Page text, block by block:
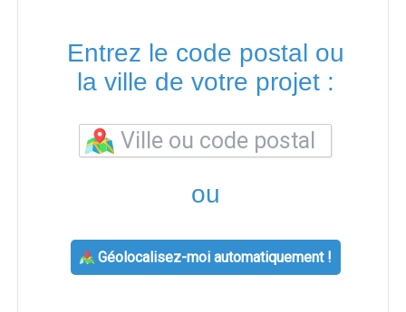
Entrez le code postal ou
la ville de votre projet :
ou
Géolocalisez-moi automatiquement !